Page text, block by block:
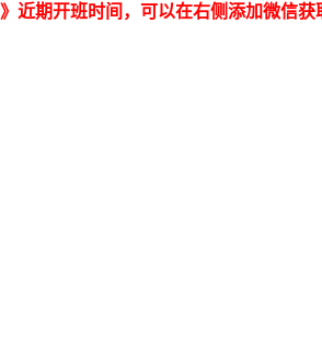
》 近期开班时间，可以在右侧添加微信获